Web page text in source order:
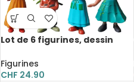
Lot de 6 figurines, dessin
Disney, 10.5 cm
Figurines
CHF 24.90